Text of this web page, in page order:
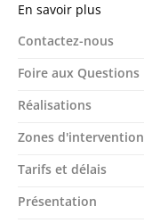
En savoir plus
Contactez-nous
Foire aux Questions
Réalisations
Zones d'intervention
Tarifs et délais
Présentation